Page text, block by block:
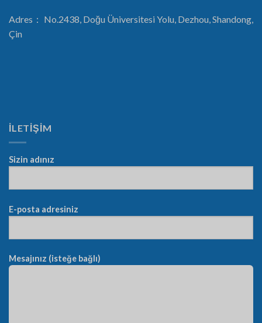
Adres： No.2438, Doğu Üniversitesi Yolu, Dezhou, Shandong,
Çin
İLETİŞİM
Sizin adınız
E-posta adresiniz
Mesajınız (isteğe bağlı)